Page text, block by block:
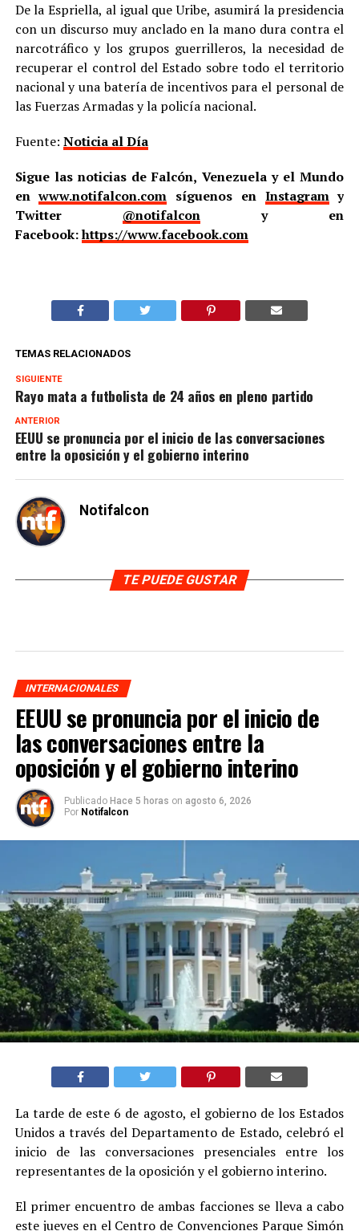
De la Espriella, al igual que Uribe, asumirá la presidencia
con un discurso muy anclado en la mano dura contra el
narcotráfico y los grupos guerrilleros, la necesidad de
recuperar el control del Estado sobre todo el territorio
nacional y una batería de incentivos para el personal de
las Fuerzas Armadas y la policía nacional.
Fuente: Noticia al Día
Sigue las noticias de Falcón, Venezuela y el Mundo
enwww.notifalcon.com síguenos en Instagramy
Twitter @notifalcony en
Facebook:https://www.facebook.com
TEMAS RELACIONADOS
SIGUIENTE
Rayo mata a futbolista de 24 años en pleno partido
ANTERIOR
EEUU se pronuncia por el inicio de las conversaciones
entre la oposición y el gobierno interino
Notifalcon
TE PUEDE GUSTAR
INTERNACIONALES
EEUU se pronuncia por el inicio de
las conversaciones entre la
oposición y el gobierno interino
Publicado Hace 5 horas on agosto 6, 2026
Por Notifalcon
La tarde de este 6 de agosto, el gobierno de los Estados
Unidos a través del Departamento de Estado, celebró el
inicio de las conversaciones presenciales entre los
representantes de la oposición y el gobierno interino.
El primer encuentro de ambas facciones se lleva a cabo
este jueves en el Centro de Convenciones Parque Simón